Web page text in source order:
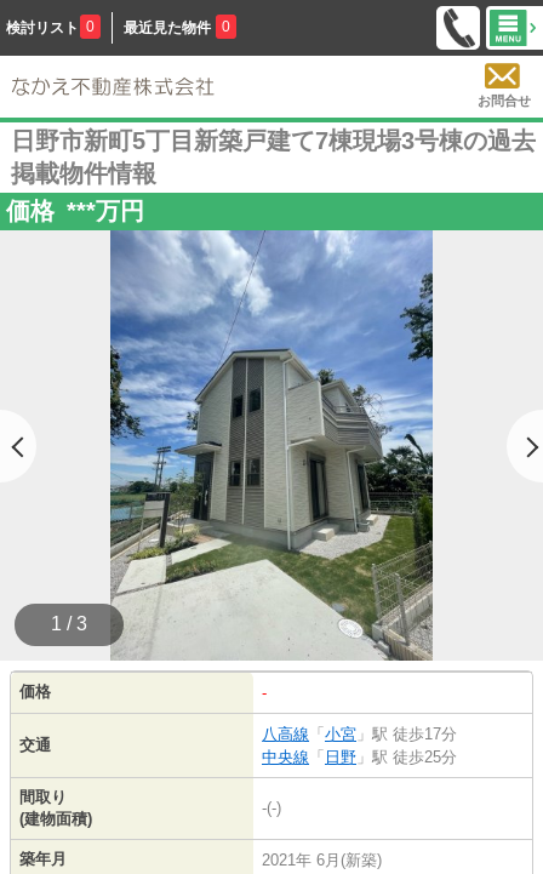
検討リスト 0 最近見た物件 0
お問合せ
日野市新町5丁目新築戸建て7棟現場3号棟の過去
掲載物件情報
価格 ***万円
1 / 3
価格 -
交通
八高線 「 小宮 」駅 徒歩17分
中央線 「 日野 」駅 徒歩25分
間取り
(建物面積)
-(-)
築年月 2021年 6月(新築)